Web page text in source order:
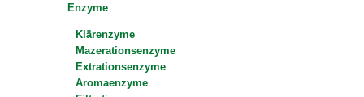
Enzyme
Klärenzyme
Mazerationsenzyme
Extrationsenzyme
Aromaenzyme